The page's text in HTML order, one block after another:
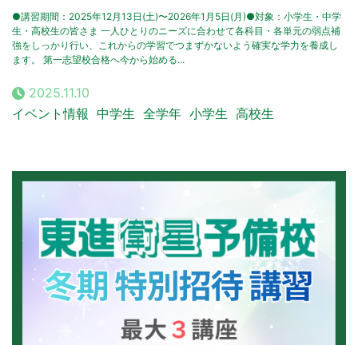
●講習期間：2025年12月13日(土)〜2026年1月5日(月)●対象：小学生・中学
生・高校生の皆さま 一人ひとりのニーズに合わせて各科目・各単元の弱点補
強をしっかり行い、これからの学習でつまずかないよう確実な学力を養成し
ます。 第一志望校合格へ今から始める...
2025.11.10
イベント情報 中学生 全学年 小学生 高校生